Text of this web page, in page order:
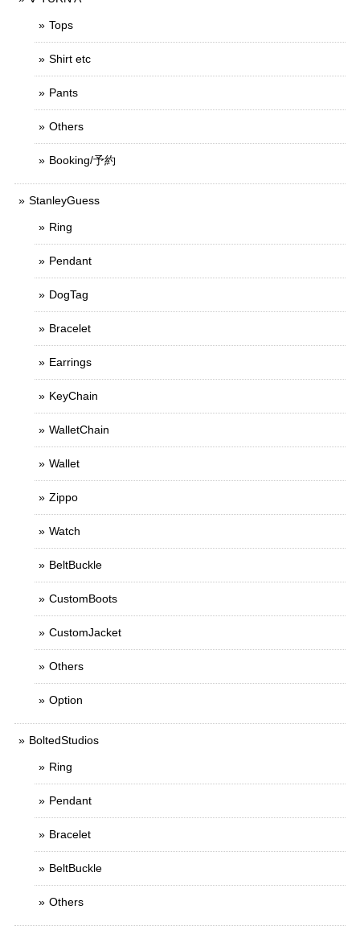
Tops
Shirt etc
Pants
Others
Booking/予約
StanleyGuess
Ring
Pendant
DogTag
Bracelet
Earrings
KeyChain
WalletChain
Wallet
Zippo
Watch
BeltBuckle
CustomBoots
CustomJacket
Others
Option
BoltedStudios
Ring
Pendant
Bracelet
BeltBuckle
Others